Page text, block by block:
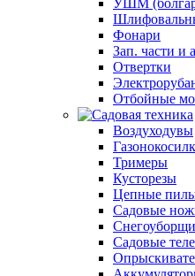
УШМ
Фонари
Зап. части и
Отвертки
Отбойные
Воздуходувы
Тримеры
Кусторезы
Цепные
Садовые
Садовые